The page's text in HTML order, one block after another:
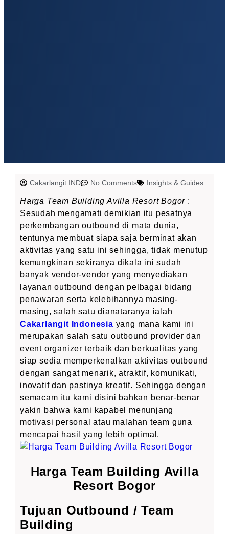
Cakarlangit IND No Comments Insights & Guides
Harga Team Building Avilla Resort Bogor :
Sesudah mengamati demikian itu pesatnya
perkembangan outbound di mata dunia,
tentunya membuat siapa saja berminat akan
aktivitas yang satu ini sehingga, tidak menutup
kemungkinan sekiranya dikala ini sudah
banyak vendor-vendor yang menyediakan
layanan outbound dengan pelbagai bidang
penawaran serta kelebihannya masing-
masing, salah satu dianataranya ialah
Cakarlangit Indonesia yang mana kami ini
merupakan salah satu outbound provider dan
event organizer terbaik dan berkualitas yang
siap sedia memperkenalkan aktivitas outbound
dengan sangat menarik, atraktif, komunikati,
inovatif dan pastinya kreatif. Sehingga dengan
semacam itu kami disini bahkan benar-benar
yakin bahwa kami kapabel menunjang
motivasi personal atau malahan team guna
mencapai hasil yang lebih optimal.
Harga Team Building Avilla
Resort Bogor
Tujuan Outbound / Team
Building